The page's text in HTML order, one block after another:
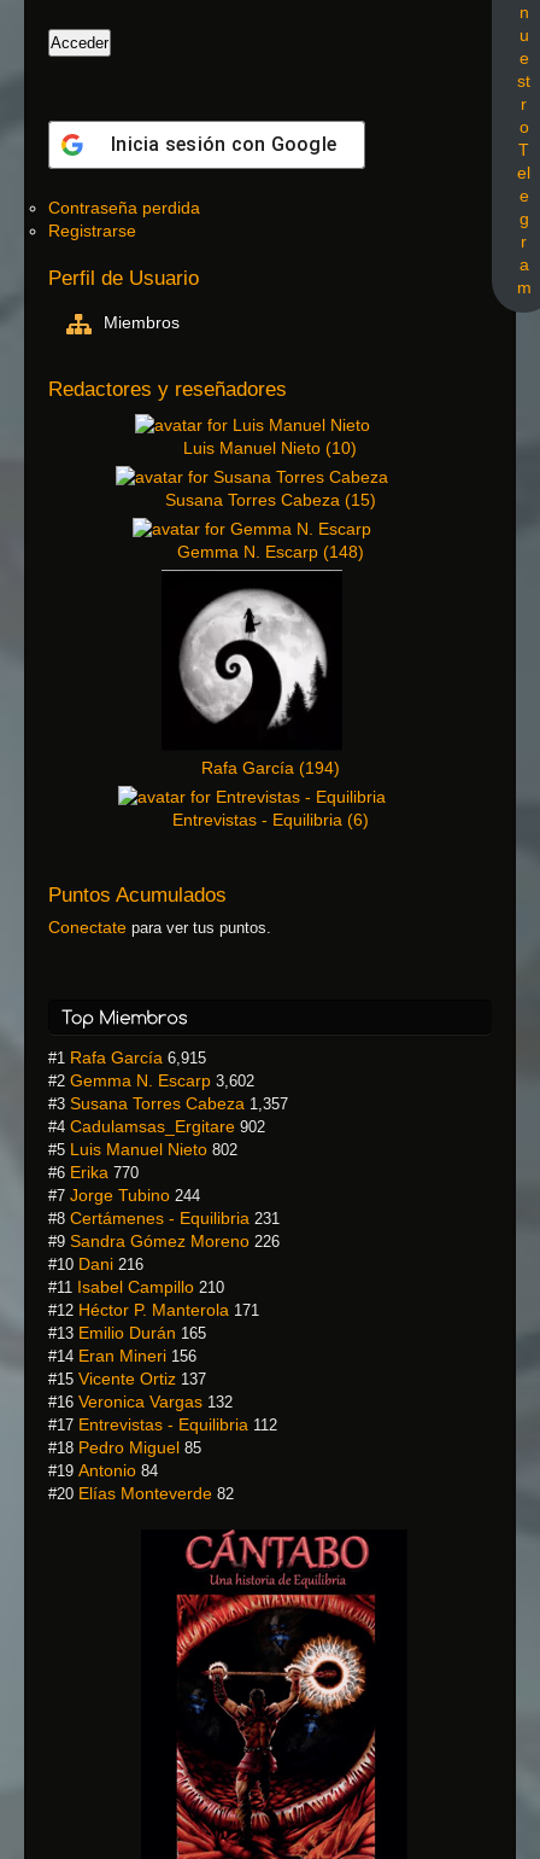
Inicia sesión con Google
Contraseña perdida
Registrarse
Perfil de Usuario
Miembros
n
u
e
st
r
o
T
el
e
g
r
a
m
Redactores y reseñadores
Luis Manuel Nieto (10)
Susana Torres Cabeza (15)
Gemma N. Escarp (148)
Rafa García (194)
Entrevistas - Equilibria (6)
Puntos Acumulados
Conectate para ver tus puntos.
#1 Rafa García 6,915
#2 Gemma N. Escarp 3,602
#3 Susana Torres Cabeza 1,357
#4 Cadulamsas_Ergitare 902
#5 Luis Manuel Nieto 802
#6 Erika 770
#7 Jorge Tubino 244
#8 Certámenes - Equilibria 231
#9 Sandra Gómez Moreno 226
#10 Dani 216
#11 Isabel Campillo 210
#12 Héctor P. Manterola 171
#13 Emilio Durán 165
#14 Eran Mineri 156
#15 Vicente Ortiz 137
#16 Veronica Vargas 132
#17 Entrevistas - Equilibria 112
#18 Pedro Miguel 85
#19 Antonio 84
#20 Elías Monteverde 82